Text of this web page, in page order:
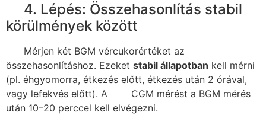
4. Lépés: Összehasonlítás stabil
körülmények között
Mérjen két BGM vércukorértéket az
összehasonlításhoz. Ezeket stabil állapotban kell mérni
(pl. éhgyomorra, étkezés előtt, étkezés után 2 órával,
vagy lefekvés előtt). A CGM mérést a BGM mérés
után 10–20 perccel kell elvégezni.